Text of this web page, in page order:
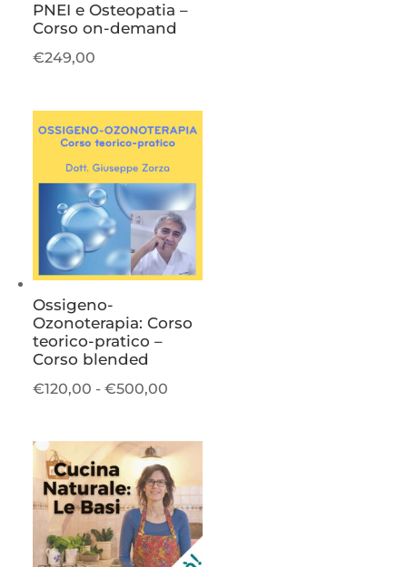
PNEI e Osteopatia –
Corso on-demand
€249,00
Ossigeno-
Ozonoterapia: Corso
teorico-pratico –
Corso blended
€120,00 - €500,00
da
€120,00
a
€500,00